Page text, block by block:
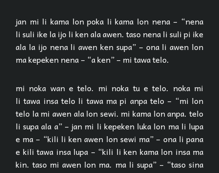
jan mi li kama lon poka li kama lon nena – “nena
li suli ike la ijo li ken ala awen. taso nena li suli pi ike
ala la ijo nena li awen ken supa” – ona li awen lon
ma kepeken nena – “a ken” – mi tawa telo.
mi noka wan e telo. mi noka tu e telo. noka mi
li tawa insa telo li tawa ma pi anpa telo – “mi lon
telo la mi awen ala lon sewi. mi kama lon anpa. telo
li supa ala a” – jan mi li kepeken luka lon ma li lupa
e ma – “kili li ken awen lon sewi ma” – ona li pana
e kili tawa insa lupa – “kili li ken kama lon insa ma
kin. taso mi awen lon ma. ma li supa” – “taso sina